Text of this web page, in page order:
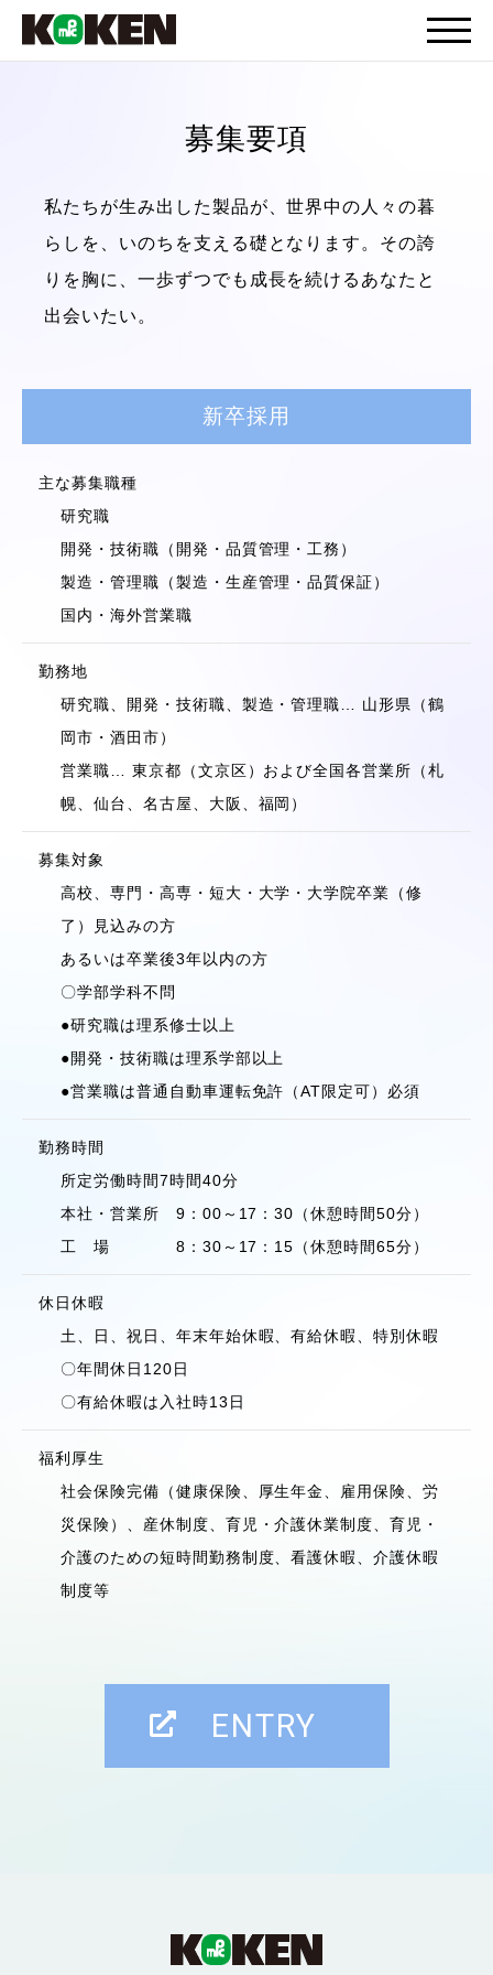
募集要項
私たちが生み出した製品が、世界中の人々の暮
らしを、いのちを支える礎となります。 その誇
りを胸に、一歩ずつでも成長を続けるあなたと
出会いたい。
新卒採用
主な募集職種
研究職
開発・技術職（開発・品質管理・工務）
製造・管理職（製造・生産管理・品質保証）
国内・海外営業職
勤務地
研究職、開発・技術職、製造・管理職… 山形県（鶴
岡市・酒田市）
営業職… 東京都（文京区）および全国各営業所（札
幌、仙台、名古屋、大阪、福岡）
募集対象
高校、専門・高専・短大・大学・大学院卒業（修
了）見込みの方
あるいは卒業後3年以内の方
〇学部学科不問
●研究職は理系修士以上
●開発・技術職は理系学部以上
●営業職は普通自動車運転免許（AT限定可）必須
勤務時間
所定労働時間7時間40分
本社・営業所 9：00～17：30（休憩時間50分）
工 場 8：30～17：15（休憩時間65分）
休日休暇
土、日、祝日、年末年始休暇、有給休暇、特別休暇
〇年間休日120日
〇有給休暇は入社時13日
福利厚生
社会保険完備（健康保険、厚生年金、雇用保険、労
災保険）、 産休制度、育児・介護休業制度、育児・
介護のための短時間勤務制度、看護休暇、介護休暇
制度等
ENTRY